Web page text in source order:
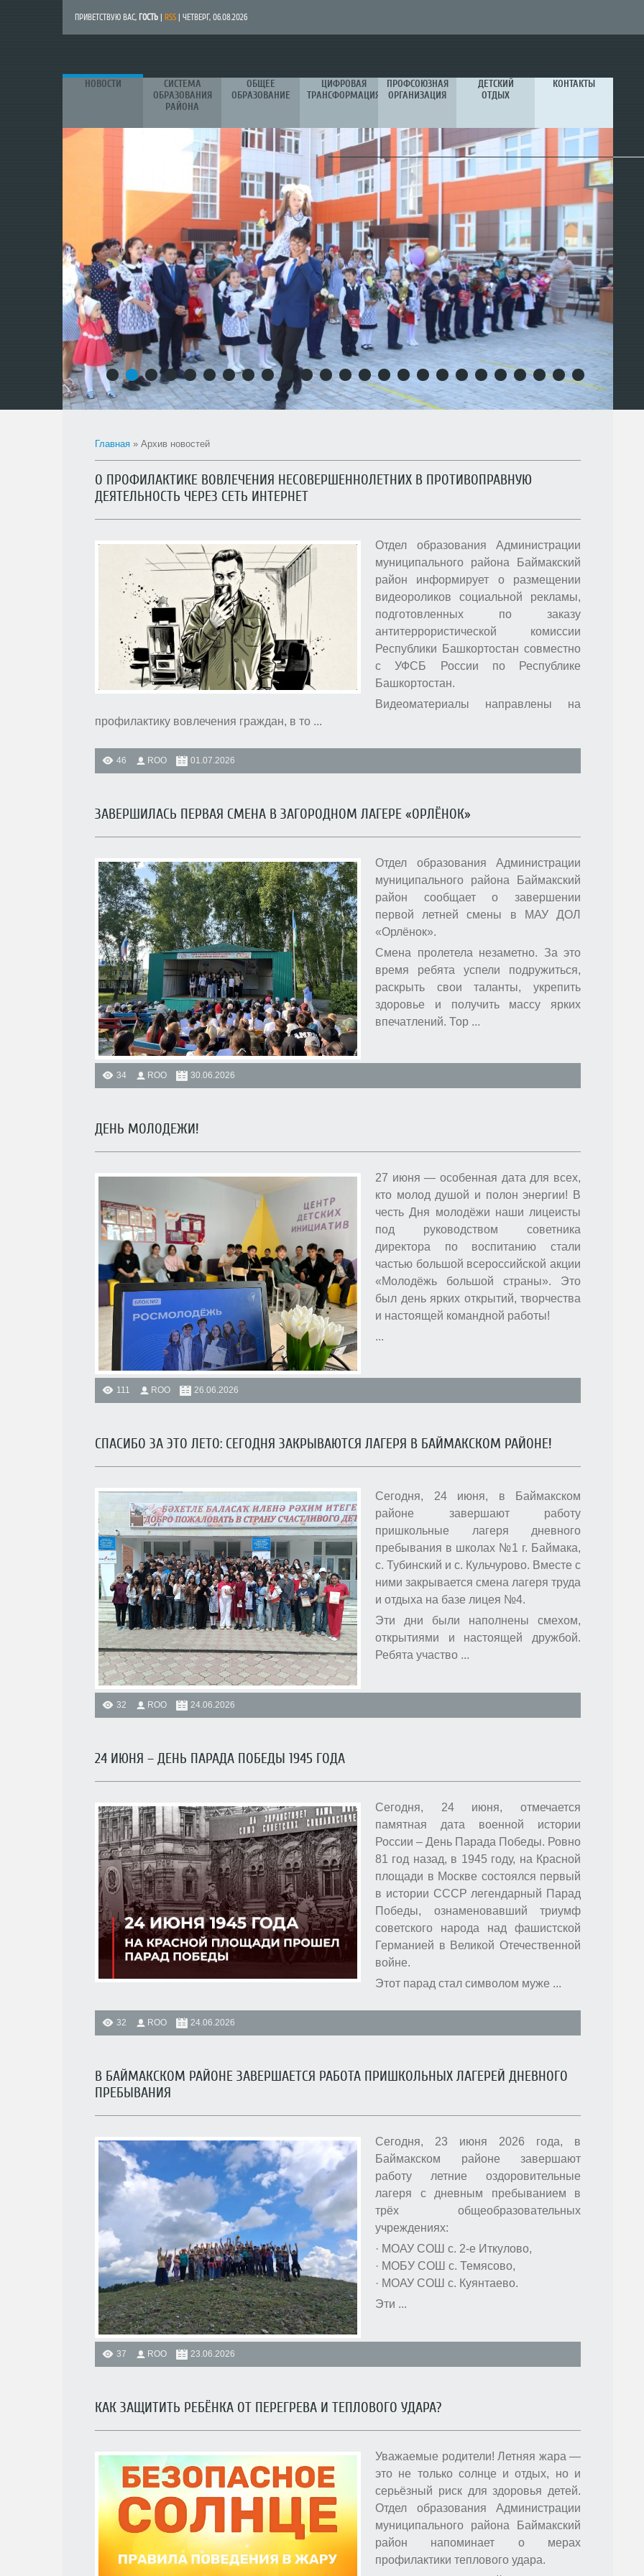
ПРИВЕТСТВУЮ ВАС, ГОСТЬ RSS | ЧЕТВЕРГ, 06.08.2026
НОВОСТИ
СИСТЕМА
ОБРАЗОВАНИЯ
РАЙОНА
ОБЩЕЕ
ОБРАЗОВАНИЕ
ЦИФРОВАЯ
ТРАНСФОРМАЦИЯ
ПРОФСОЮЗНАЯ
ОРГАНИЗАЦИЯ
ДЕТСКИЙ
ОТДЫХ
КОНТАКТЫ
1 2 3 4 5 6 7 8 9 11 12 13 14 15 16 17 18 19 20 21 22 23 24 25
Главная » Архив новостей
О ПРОФИЛАКТИКЕ ВОВЛЕЧЕНИЯ НЕСОВЕРШЕННОЛЕТНИХ В ПРОТИВОПРАВНУЮ
ДЕЯТЕЛЬНОСТЬ ЧЕРЕЗ СЕТЬ ИНТЕРНЕТ
Отдел образования Администрации
муниципального района Баймакский
район информирует о размещении
видеороликов социальной рекламы,
подготовленных по заказу
антитеррористической комиссии
Республики Башкортостан совместно
с УФСБ России по Республике
Башкортостан.
Видеоматериалы направлены на
профилактику вовлечения граждан, в то ...
46 ROO 01.07.2026
ЗАВЕРШИЛАСЬ ПЕРВАЯ СМЕНА В ЗАГОРОДНОМ ЛАГЕРЕ «ОРЛЁНОК»
Отдел образования Администрации
муниципального района Баймакский
район сообщает о завершении
первой летней смены в МАУ ДОЛ
«Орлёнок».
Смена пролетела незаметно. За это
время ребята успели подружиться,
раскрыть свои таланты, укрепить
здоровье и получить массу ярких
впечатлений. Тор ...
34 ROO 30.06.2026
ДЕНЬ МОЛОДЕЖИ!
27 июня — особенная дата для всех,
кто молод душой и полон энергии! В
честь Дня молодёжи наши лицеисты
под руководством советника
директора по воспитанию стали
частью большой всероссийской акции
«Молодёжь большой страны». Это
был день ярких открытий, творчества
и настоящей командной работы!
...
111 ROO 26.06.2026
СПАСИБО ЗА ЭТО ЛЕТО: СЕГОДНЯ ЗАКРЫВАЮТСЯ ЛАГЕРЯ В БАЙМАКСКОМ РАЙОНЕ!
Сегодня, 24 июня, в Баймакском
районе завершают работу
пришкольные лагеря дневного
пребывания в школах №1 г. Баймака,
с. Тубинский и с. Кульчурово. Вместе с
ними закрывается смена лагеря труда
и отдыха на базе лицея №4.
Эти дни были наполнены смехом,
открытиями и настоящей дружбой.
Ребята участво ...
32 ROO 24.06.2026
24 ИЮНЯ – ДЕНЬ ПАРАДА ПОБЕДЫ 1945 ГОДА
Сегодня, 24 июня, отмечается
памятная дата военной истории
России – День Парада Победы. Ровно
81 год назад, в 1945 году, на Красной
площади в Москве состоялся первый
в истории СССР легендарный Парад
Победы, ознаменовавший триумф
советского народа над фашистской
Германией в Великой Отечественной
войне.
Этот парад стал символом муже ...
32 ROO 24.06.2026
В БАЙМАКСКОМ РАЙОНЕ ЗАВЕРШАЕТСЯ РАБОТА ПРИШКОЛЬНЫХ ЛАГЕРЕЙ ДНЕВНОГО
ПРЕБЫВАНИЯ
Сегодня, 23 июня 2026 года, в
Баймакском районе завершают
работу летние оздоровительные
лагеря с дневным пребыванием в
трёх общеобразовательных
учреждениях:
· МОАУ СОШ с. 2-е Иткулово,
· МОБУ СОШ с. Темясово,
· МОАУ СОШ с. Куянтаево.
Эти ...
37 ROO 23.06.2026
КАК ЗАЩИТИТЬ РЕБЁНКА ОТ ПЕРЕГРЕВА И ТЕПЛОВОГО УДАРА?
Уважаемые родители! Летняя жара —
это не только солнце и отдых, но и
серьёзный риск для здоровья детей.
Отдел образования Администрации
муниципального района Баймакский
район напоминает о мерах
профилактики теплового удара.